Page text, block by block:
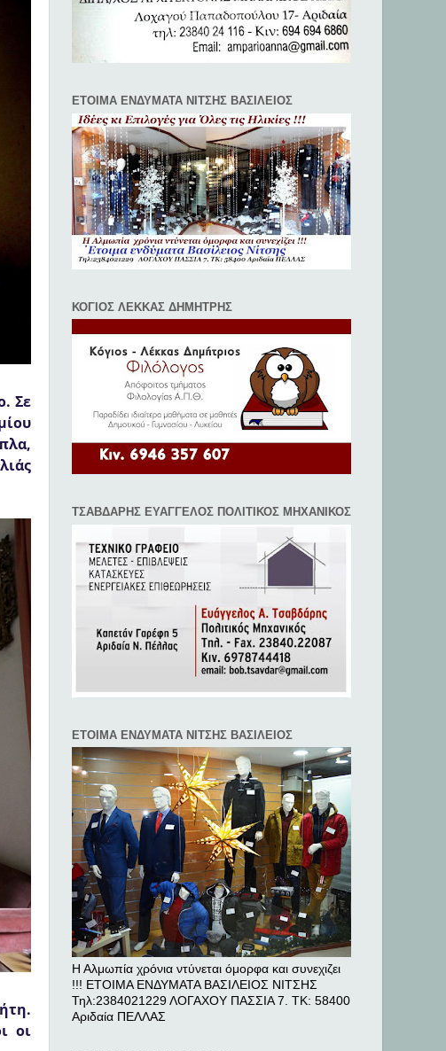
Σε
οι
ΕΤΟΙΜΑ ΕΝΔΥΜΑΤΑ ΝΙΤΣΗΣ ΒΑΣΙΛΕΙΟΣ
ΚΟΓΙΟΣ ΛΕΚΚΑΣ ΔΗΜΗΤΡΗΣ
ΤΣΑΒΔΑΡΗΣ ΕΥΑΓΓΕΛΟΣ ΠΟΛΙΤΙΚΟΣ ΜΗΧΑΝΙΚΟΣ
ΕΤΟΙΜΑ ΕΝΔΥΜΑΤΑ ΝΙΤΣΗΣ ΒΑΣΙΛΕΙΟΣ
Η Αλμωπία χρόνια ντύνεται όμορφα και συνεχιζει
!!! ΕΤΟΙΜΑ ΕΝΔΥΜΑΤΑ ΒΑΣΙΛΕΙΟΣ ΝΙΤΣΗΣ
Τηλ:2384021229 ΛΟΓΑΧΟΥ ΠΑΣΣΙΑ 7. ΤΚ: 58400
Αριδαία ΠΕΛΛAΣ